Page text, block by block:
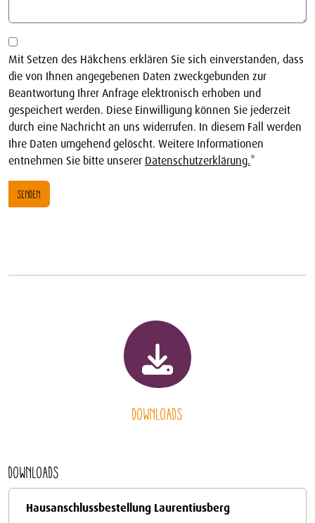
Mit Setzen des Häkchens erklären Sie sich einverstanden, dass
die von Ihnen angegebenen Daten zweckgebunden zur
Beantwortung Ihrer Anfrage elektronisch erhoben und
gespeichert werden. Diese Einwilligung können Sie jederzeit
durch eine Nachricht an uns widerrufen. In diesem Fall werden
Ihre Daten umgehend gelöscht. Weitere Informationen
entnehmen Sie bitte unserer Datenschutzerklärung.*
SENDEN
Downloads
Downloads
Hausanschlussbestellung Laurentiusberg